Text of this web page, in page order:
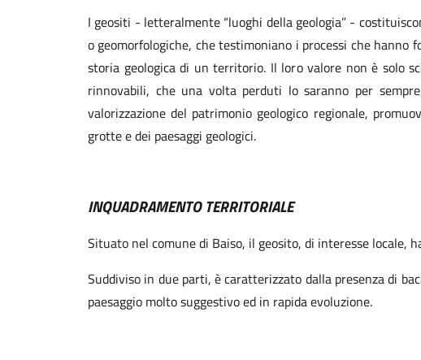
I geositi - letteralmente “luoghi della geologia” -
o geomorfologiche, che testimoniano i processi che
storia geologica di un territorio. Il loro valore non è solo
rinnovabili, che una volta perduti lo saranno per
valorizzazione del patrimonio geologico regionale,
grotte e dei paesaggi geologici.
INQUADRAMENTO TERRITORIALE
Situato nel comune di Baiso, il geosito, di interesse locale,
Suddiviso in due parti, è caratterizzato dalla presenza di
paesaggio molto suggestivo ed in rapida evoluzione.